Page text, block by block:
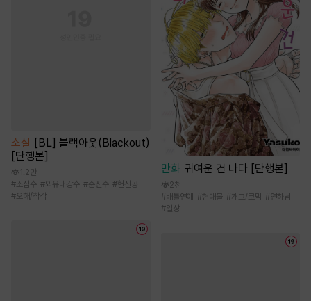
소설 [BL] 블랙아웃(Blackout)
[단행본]
1.2만
#소심수 #외유내강수 #순진수 #헌신공
#오해/착각
만화 귀여운 건 나다 [단행본]
2천
#배틀연애 #현대물 #개그/코믹 #연하남
#일상